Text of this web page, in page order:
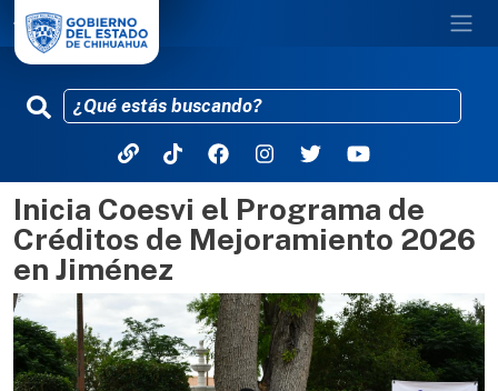
Pasar al contenido principal
Inicia Coesvi el Programa de
Créditos de Mejoramiento 2026
en Jiménez